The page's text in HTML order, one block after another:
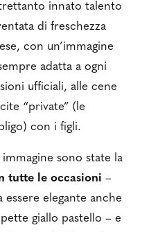
innato talento
di freschezza
con un’immagine
adatta a ogni
ufficiali, alle cene
“private” (le
con i figli.
sono state la
tutte le occasioni –
essere elegante anche
giallo pastello – e